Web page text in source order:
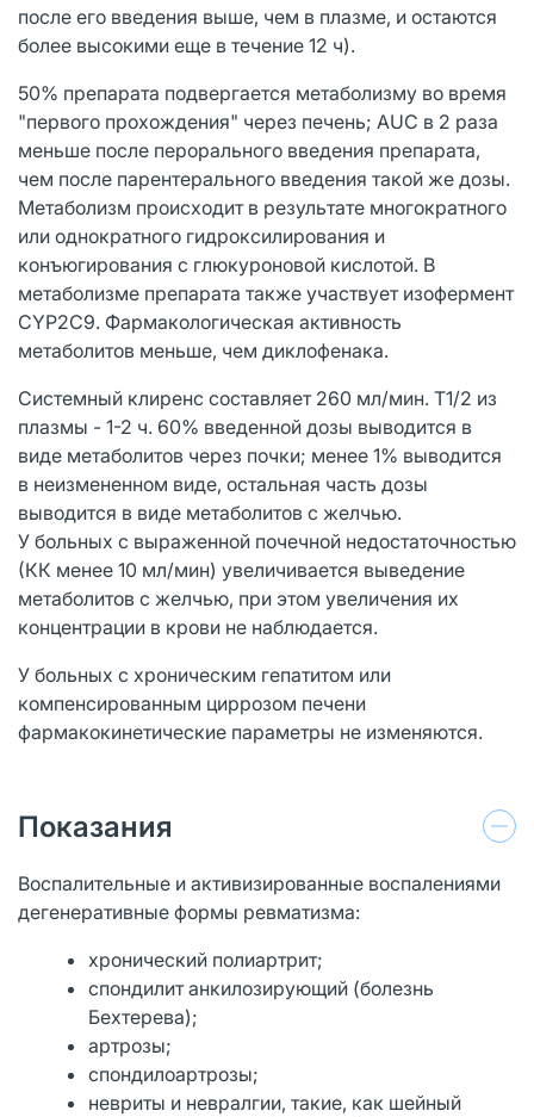
после его введения выше, чем в плазме, и остаются
более высокими еще в течение 12 ч).
50% препарата подвергается метаболизму во время
"первого прохождения" через печень; AUC в 2 раза
меньше после перорального введения препарата,
чем после парентерального введения такой же дозы.
Метаболизм происходит в результате многократного
или однократного гидроксилирования и
конъюгирования с глюкуроновой кислотой. В
метаболизме препарата также участвует изофермент
CYP2C9. Фармакологическая активность
метаболитов меньше, чем диклофенака.
Системный клиренс составляет 260 мл/мин. T1/2 из
плазмы - 1-2 ч. 60% введенной дозы выводится в
виде метаболитов через почки; менее 1% выводится
в неизмененном виде, остальная часть дозы
выводится в виде метаболитов с желчью.
У больных с выраженной почечной недостаточностью
(КК менее 10 мл/мин) увеличивается выведение
метаболитов с желчью, при этом увеличения их
концентрации в крови не наблюдается.
У больных с хроническим гепатитом или
компенсированным циррозом печени
фармакокинетические параметры не изменяются.
Показания
Воспалительные и активизированные воспалениями
дегенеративные формы ревматизма:
хронический полиартрит;
спондилит анкилозирующий (болезнь
Бехтерева);
артрозы;
спондилоартрозы;
невриты и невралгии, такие, как шейный